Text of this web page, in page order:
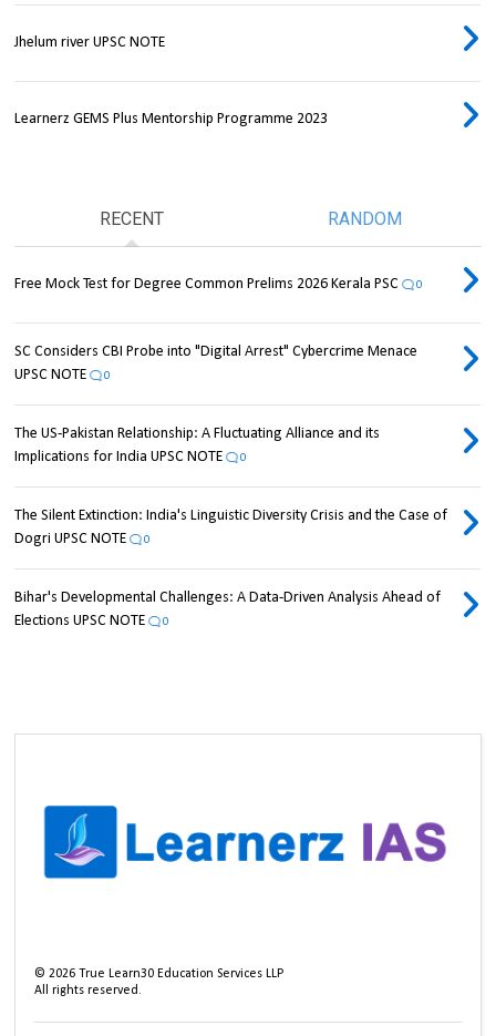
Jhelum river UPSC NOTE
Learnerz GEMS Plus Mentorship Programme 2023
RECENT RANDOM
Free Mock Test for Degree Common Prelims 2026 Kerala PSC 0
SC Considers CBI Probe into "Digital Arrest" Cybercrime Menace
UPSC NOTE
0
The US-Pakistan Relationship: A Fluctuating Alliance and its
Implications for India UPSC NOTE
0
The Silent Extinction: India's Linguistic Diversity Crisis and the Case of
Dogri UPSC NOTE
0
Bihar's Developmental Challenges: A Data-Driven Analysis Ahead of
Elections UPSC NOTE
0
©2026 True Learn30 Education Services LLP
All rights reserved.